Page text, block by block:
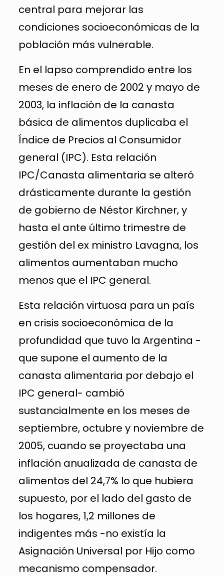
central para mejorar las
condiciones socioeconómicas de la
población más vulnerable.
En el lapso comprendido entre los
meses de enero de 2002 y mayo de
2003, la inflación de la canasta
básica de alimentos duplicaba el
Índice de Precios al Consumidor
general (IPC). Esta relación
IPC/Canasta alimentaria se alteró
drásticamente durante la gestión
de gobierno de Néstor Kirchner, y
hasta el ante último trimestre de
gestión del ex ministro Lavagna, los
alimentos aumentaban mucho
menos que el IPC general.
Esta relación virtuosa para un país
en crisis socioeconómica de la
profundidad que tuvo la Argentina -
que supone el aumento de la
canasta alimentaria por debajo el
IPC general- cambió
sustancialmente en los meses de
septiembre, octubre y noviembre de
2005, cuando se proyectaba una
inflación anualizada de canasta de
alimentos del 24,7% lo que hubiera
supuesto, por el lado del gasto de
los hogares, 1,2 millones de
indigentes más -no existía la
Asignación Universal por Hijo como
mecanismo compensador.